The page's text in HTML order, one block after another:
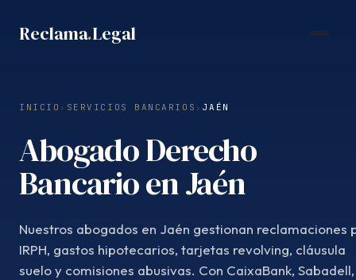
Reclama.Legal
INICIO › SERVICIOS BANCARIOS › JAÉN
Abogado Derecho
Bancario en Jaén
Nuestros abogados en Jaén gestionan reclamaciones
IRPH, gastos hipotecarios, tarjetas revolving, cláusula
suelo y comisiones abusivas. Con CaixaBank, Sabadell,